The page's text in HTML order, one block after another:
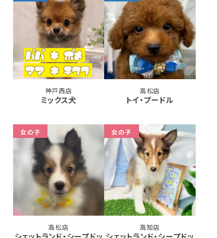
神戸西店
ミックス犬
高松店
トイ・プードル
女の子
高松店
女の子
高知店